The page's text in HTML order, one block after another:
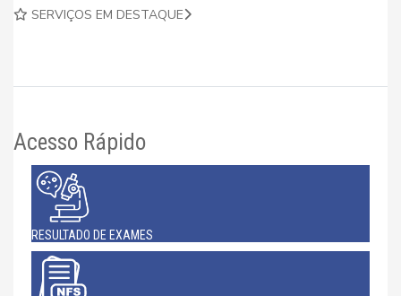
SERVIÇOS EM DESTAQUE
Acesso Rápido
RESULTADO DE EXAMES